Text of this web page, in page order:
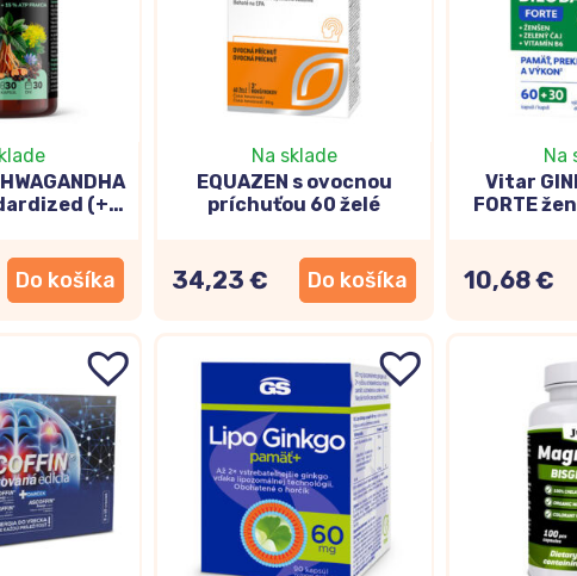
k antioxidantom. Chráni teda bunky vášho tela (aj tie
syntézu neurotransmiterov.
silný antioxidant bojujúci proti oxidačnému stresu je vitamín
vitamín je dôležitý pre tvorbu červených krviniek a
spôsobiť poruchy pamäte a koncentrácie.
dôležitý pre tvorbu neurotransmiterov, čiže chemických látok
B6 môže ovplyvniť náladu a pamäť.
niektorých neurotransmiterov. Môže teda napomáhať
medzi látky s pozitívnym pôsobením proti stresu,
pamäť a sústredenie – aké zložky v nich hľadať?
(+
Do košíka
Na sklade
EQUAZEN s ovocnou
príchuťou 60 želé
34,23 € Do košíka
Na
Vitar
FORTE
10,68 €